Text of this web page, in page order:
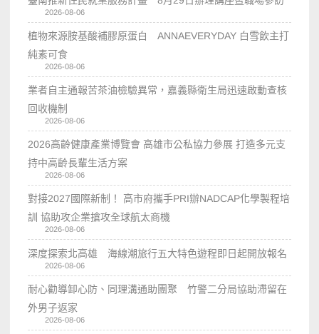
2026-08-06
植物來源胺基酸補膠原蛋白 ANNAEVERYDAY 白雪飲主打
純素可食
2026-08-06
業者自主通報苦茶油檢驗異常，嘉義縣衛生局迅速啟動查核
回收機制
2026-08-06
2026高齡健康產業博覽會 高雄市公私協力參展 打造多元支
持中高齡長輩生活方案
2026-08-06
對接2027國際新制！ 高市府攜手PRI辦NADCAP化學製程培
訓 協助攻企業搶攻全球航太商機
2026-08-06
深度探索北高雄 海線潮旅行五大特色遊程即日起開放報名
2026-08-06
耐心勸導卸心防、同理溝通助團聚 竹警二分局協助滯留在
外男子返家
2026-08-06